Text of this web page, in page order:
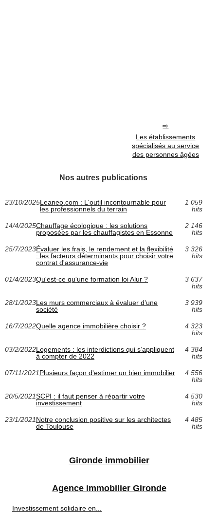
Les établissements
spécialisés au service
des personnes âgées
Nos autres publications
23/10/2025Leaneo.com : L'outil incontournable pour
les professionnels du terrain
1 059
hits
14/4/2025Chauffage écologique : les solutions
proposées par les chauffagistes en Essonne
2 146
hits
25/7/2023Évaluer les frais, le rendement et la flexibilité
: les facteurs déterminants pour choisir votre
contrat d'assurance-vie
3 326
hits
01/4/2023Qu'est-ce qu'une formation loi Alur ?
3 637
hits
28/1/2023Les murs commerciaux à évaluer d'une
société
3 939
hits
16/7/2022Quelle agence immobilière choisir ?
4 323
hits
03/2/2022Logements : les interdictions qui s’appliquent
à compter de 2022
4 384
hits
07/11/2021Plusieurs façon d'estimer un bien immobilier
4 556
hits
20/5/2021SCPI : il faut penser à répartir votre
investissement
4 530
hits
23/1/2021Notre conclusion positive sur les architectes
de Toulouse
4 485
hits
Gironde immobilier
Agence immobilier Gironde
Investissement solidaire en...